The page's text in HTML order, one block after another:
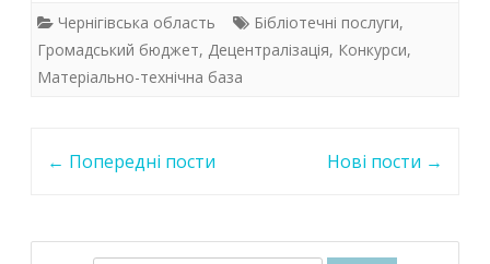
Чернігові
з’явилася
e
b
o
k
itt
er
at
s
A
p
k
e
dI
Чернігівська область Бібліотечні послуги,
Громадський бюджет, Децентралізація, Конкурси,
Матеріально-технічна база
navigation
← Попередні пости Нові пости →